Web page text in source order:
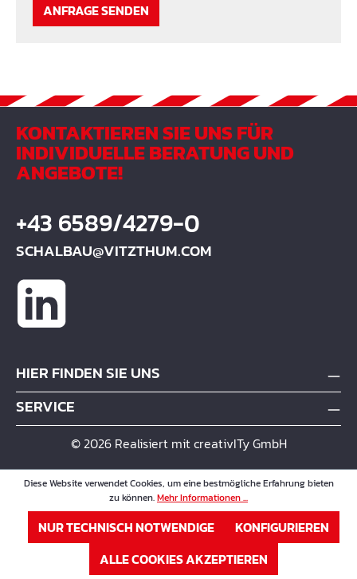
ANFRAGE SENDEN
KONTAKTIEREN SIE UNS FÜR
INDIVIDUELLE BERATUNG UND
ANGEBOTE!
+43 6589/4279-0
SCHALBAU@VITZTHUM.COM
HIER FINDEN SIE UNS
SERVICE
© 2026 Realisiert mit creativITy GmbH
Diese Website verwendet Cookies, um eine bestmögliche Erfahrung bieten
zu können.Mehr Informationen ...
NUR TECHNISCH NOTWENDIGE
KONFIGURIEREN
ALLE COOKIES AKZEPTIEREN